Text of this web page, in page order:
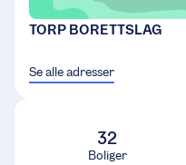
TORP BORETTSLAG
Se alle adresser
32
Boliger